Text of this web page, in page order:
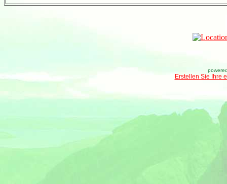
Erstellen Sie Ihre